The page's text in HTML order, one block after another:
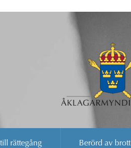
rättegång Berörd av brott